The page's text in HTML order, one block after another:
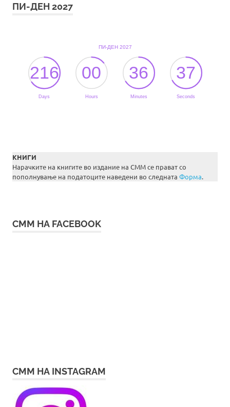
ПИ-ДЕН 2027
КНИГИ
Нарачките на книгите во издание на СММ се прават со
пополнување на податоците наведени во следната Форма.
СММ НА FACEBOOK
СММ НА INSTAGRAM